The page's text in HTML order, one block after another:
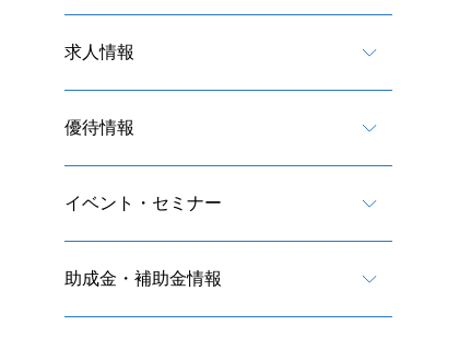
求人情報
優待情報
イベント・セミナー
助成金・補助金情報